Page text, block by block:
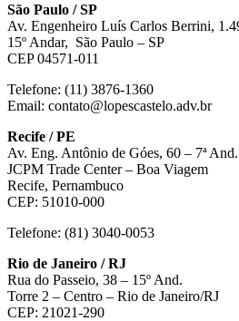
São Paulo / SP
Av. Engenheiro Luís Carlos Berrini,
15º Andar, São Paulo – SP
CEP 04571-011
Telefone: (11) 3876-1360
Email: contato@lopescastelo.adv.br
Recife / PE
Av. Eng. Antônio de Góes, 60 – 7ª And.
JCPM Trade Center – Boa Viagem
Recife, Pernambuco
CEP: 51010-000
Telefone: (81) 3040-0053
Rio de Janeiro / RJ
Rua do Passeio, 38 – 15º And.
Torre 2 – Centro – Rio de Janeiro/RJ
CEP: 21021-290